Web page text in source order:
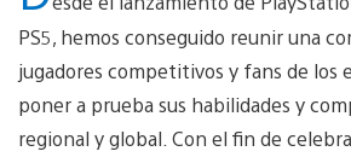
PS5, hemos conseguido reunir una
jugadores competitivos y fans de los
poner a prueba sus habilidades y
regional y global. Con el fin de